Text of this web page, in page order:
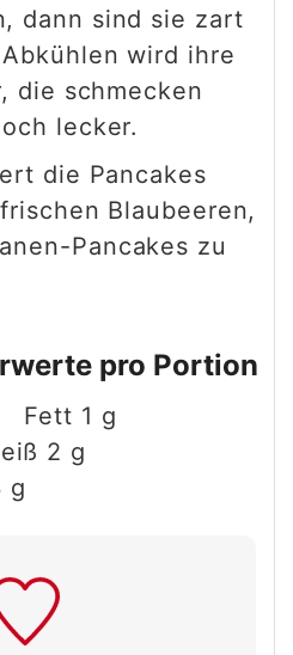
dann sind sie zart
wird ihre
die schmecken
lecker.
die Pancakes
Blaubeeren,
Pancakes zu
pro Portion
Fett 1 g
2 g
g